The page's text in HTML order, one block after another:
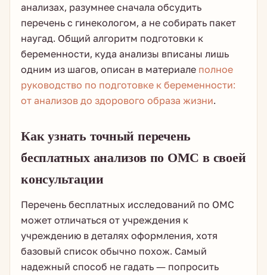
анализах, разумнее сначала обсудить
перечень с гинекологом, а не собирать пакет
наугад. Общий алгоритм подготовки к
беременности, куда анализы вписаны лишь
одним из шагов, описан в материале полное
руководство по подготовке к беременности:
от анализов до здорового образа жизни.
Как узнать точный перечень
бесплатных анализов по ОМС в своей
консультации
Перечень бесплатных исследований по ОМС
может отличаться от учреждения к
учреждению в деталях оформления, хотя
базовый список обычно похож. Самый
надежный способ не гадать — попросить